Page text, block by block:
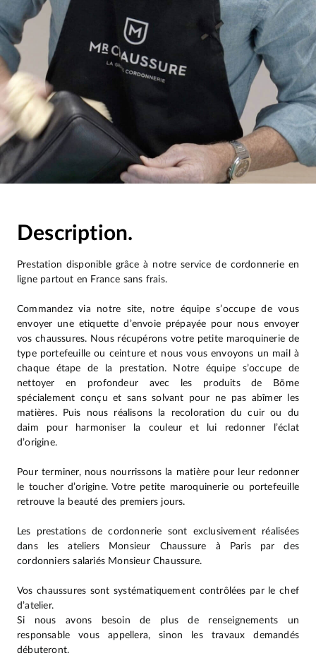
Description.
Prestation disponible grâce à notre service de cordonnerie en
ligne partout en France sans frais.
Commandez via notre site, notre équipe s’occupe de vous
envoyer une etiquette d’envoie prépayée pour nous envoyer
vos chaussures. Nous récupérons votre petite maroquinerie de
type portefeuille ou ceinture et nous vous envoyons un mail à
chaque étape de la prestation. Notre équipe s’occupe de
nettoyer en profondeur avec les produits de Bōme
spécialement conçu et sans solvant pour ne pas abîmer les
matières. Puis nous réalisons la recoloration du cuir ou du
daim pour harmoniser la couleur et lui redonner l’éclat
d’origine.
Pour terminer, nous nourrissons la matière pour leur redonner
le toucher d’origine. Votre petite maroquinerie ou portefeuille
retrouve la beauté des premiers jours.
Les prestations de cordonnerie sont exclusivement réalisées
dans les ateliers Monsieur Chaussure à Paris par des
cordonniers salariés Monsieur Chaussure.
Vos chaussures sont systématiquement contrôlées par le chef
d’atelier.
Si nous avons besoin de plus de renseignements un
responsable vous appellera, sinon les travaux demandés
débuteront.